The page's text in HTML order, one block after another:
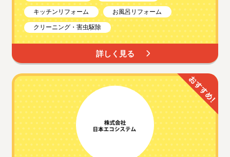
キッチンリフォーム お風呂リフォーム
クリーニング・害虫駆除
詳しく見る